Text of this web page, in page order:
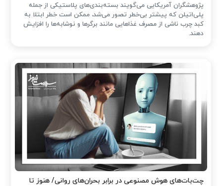
پژوهشگران آمریکایی می‌گویند بسته‌بندی‌های پلاستیکی از جمله
پلی‌اتیلن که پیشتر بی‌خطر تصور می‌شد، ممکن است خطر ابتلا به
کبد چرب ناشی از مصرف غذاهایی مانند برگرها و نوشابه‌ها را افزایش
دهند.
چت‌بات‌های هوش مصنوعی در برابر بحران‌های روانی/ هنوز تا